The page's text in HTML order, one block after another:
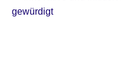
gewürdigt